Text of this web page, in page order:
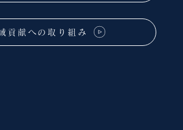
貢献への取り組み